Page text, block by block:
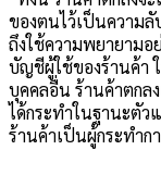
ของตนไว้เป็นความลั
ถึงใช้ความพยายามอ
บัญชีผู้ใช้ของร้านค้า
บุคคลอื่น ร้านค้าตกล
ได้กระทำในฐานะตั
ร้านค้าเป็นผู้กระทำก